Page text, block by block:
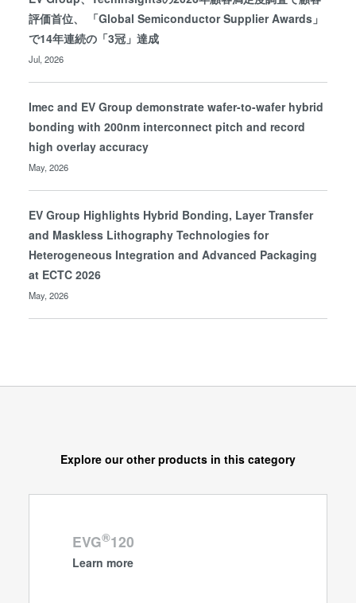
評価首位、 「Global Semiconductor Supplier Awards」
で14年連続の「3冠」達成
Jul, 2026
Imec and EV Group demonstrate wafer-to-wafer hybrid
bonding with 200nm interconnect pitch and record
high overlay accuracy
May, 2026
EV Group Highlights Hybrid Bonding, Layer Transfer
and Maskless Lithography Technologies for
Heterogeneous Integration and Advanced Packaging
at ECTC 2026
May, 2026
Explore our other products in this category
EVG®120
Learn more